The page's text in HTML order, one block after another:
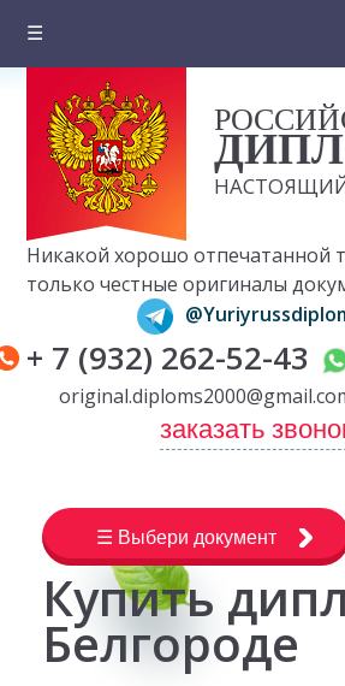
☰
О компании
Цены на документы
Вопросы и ответы
Отзывы клиентов
Оплата и доставка
Контакты
Никакой хорошо отпечатанной
только честные оригиналы
+ 7 (932) 262-52-43
заказать
☰ Выбери документ
Купить
Белгороде